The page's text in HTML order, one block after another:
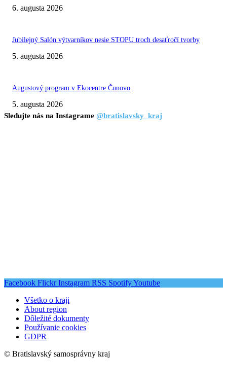
6. augusta 2026
Jubilejný Salón výtvarníkov nesie STOPU troch desaťročí tvorby
5. augusta 2026
Augustový program v Ekocentre Čunovo
5. augusta 2026
Sledujte nás na Instagrame @bratislavsky_kraj
Facebook Flickr Instagram RSS SpotifyYoutube
Všetko o kraji
About region
Dôležité dokumenty
Používanie cookies
GDPR
© Bratislavský samosprávny kraj